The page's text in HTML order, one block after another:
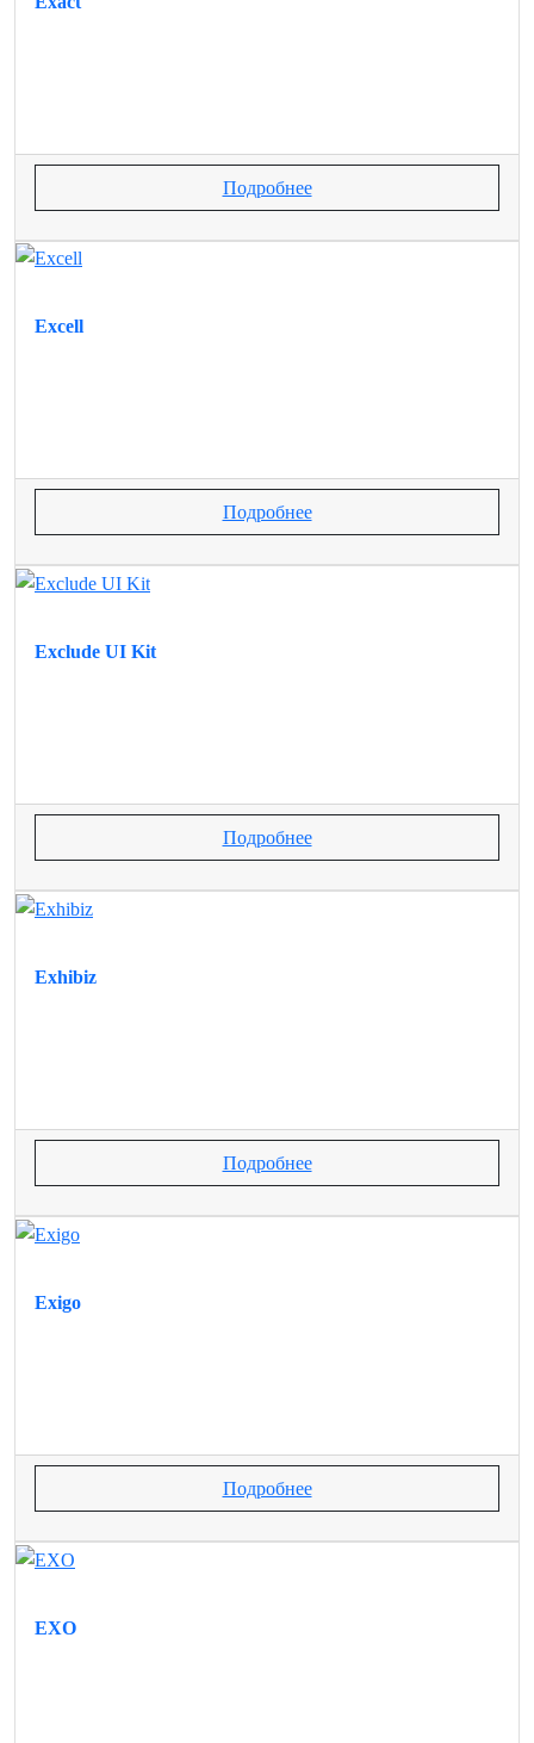
Подробнее
Excell
Подробнее
Exclude UI Kit
Подробнее
Exhibiz
Подробнее
Exigo
Подробнее
EXO